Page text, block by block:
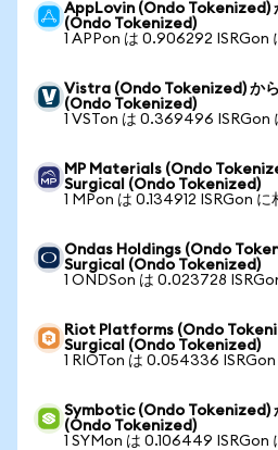
AppLovin (Ondo Tokenized)
(Ondo Tokenized)
1 APPon は 0.906292 ISRGon
Vistra (Ondo Tokenized) か
(Ondo Tokenized)
1 VSTon は 0.369496 ISRGon
MP Materials (Ondo
Surgical (Ondo Tokenized)
1 MPon は 0.134912 ISRGon に
Ondas Holdings (Ondo
Surgical (Ondo Tokenized)
1 ONDSon は 0.023728
Riot Platforms (Ondo
Surgical (Ondo Tokenized)
1 RIOTon は 0.054336 ISRGon
Symbotic (Ondo Tokenized)
(Ondo Tokenized)
1 SYMon は 0.106449 ISRGon